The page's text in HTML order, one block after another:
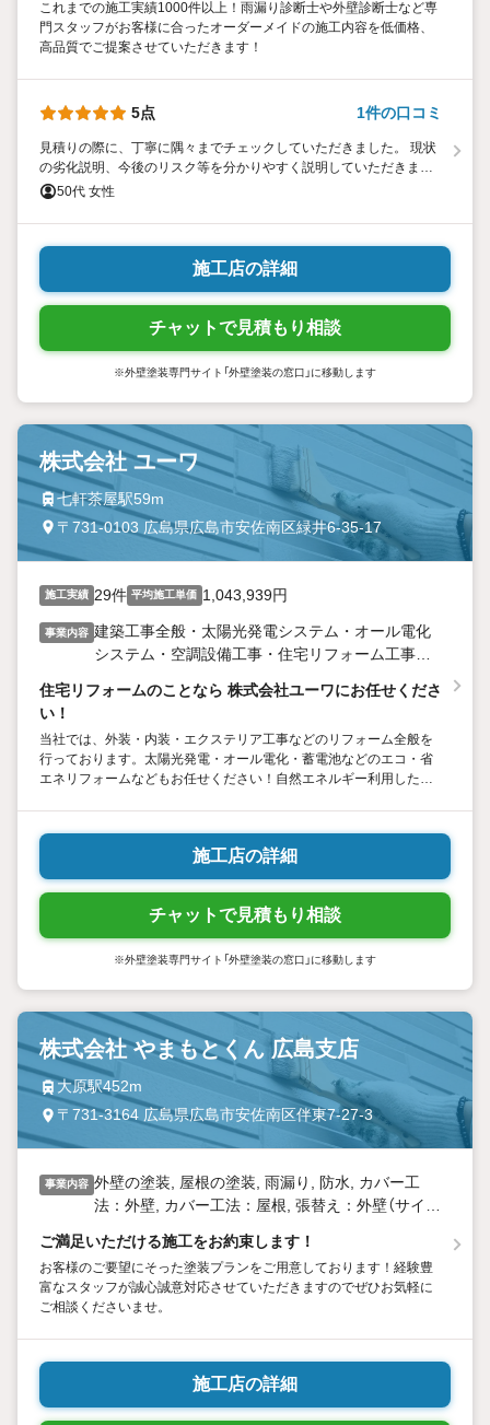
これまでの施工実績1000件以上！雨漏り診断士や外壁診断士など専
門スタッフがお客様に合ったオーダーメイドの施工内容を低価格、
高品質でご提案させていただきます！
5点 1件の口コミ
見積りの際に、丁寧に隅々までチェックしていただきました。 現状
の劣化説明、今後のリスク等を分かりやすく説明していただきまし
た。 その結果、リフォームを決断しました。 これからリフォームさ
すめいたします。
50代 女性
施工店の詳細
チャットで見積もり相談
※外壁塗装専門サイト「外壁塗装の窓口」に移動します
株式会社 ユーワ
七軒茶屋駅59m
〒731-0103 広島県広島市安佐南区緑井6-35-17
施工実績 29件 平均施工単価 1,043,939円
事業内容 建築工事全般・太陽光発電システム・オール電化
システム・空調設備工事・住宅リフォーム工事・
住宅リフォームのことなら 株式会社ユーワにお任せくださ
い！
当社では、外装・内装・エクステリア工事などのリフォーム全般を
行っております。太陽光発電・オール電化・蓄電池などのエコ・省
エネリフォームなどもお任せください！自然エネルギー利用した省
施工店の詳細
チャットで見積もり相談
※外壁塗装専門サイト「外壁塗装の窓口」に移動します
株式会社 やまもとくん 広島支店
大原駅452m
〒731-3164 広島県広島市安佐南区伴東7-27-3
事業内容 外壁の塗装, 屋根の塗装, 雨漏り, 防水, カバー工
法：外壁, カバー工法：屋根, 張替え：外壁（サイデ
ど）, 葺替え：瓦屋根, 全面貼替え, リフォーム工事
ご満足いただける施工をお約束します！
お客様のご要望にそった塗装プランをご用意しております！経験豊
富なスタッフが誠心誠意対応させていただきますのでぜひお気軽に
ご相談くださいませ。
施工店の詳細